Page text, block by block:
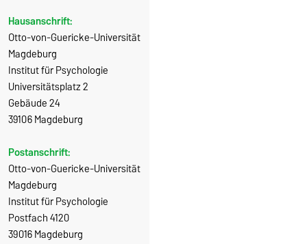
Hausanschrift:
Otto-von-Guericke-Universität
Magdeburg
Institut für Psychologie
Universitätsplatz 2
Gebäude 24
39106 Magdeburg
Postanschrift:
Otto-von-Guericke-Universität
Magdeburg
Institut für Psychologie
Postfach 4120
39016 Magdeburg